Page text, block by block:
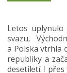
Letos uplynulo
svazu,
a Polska vtrhla
republiky a
desetiletí. I